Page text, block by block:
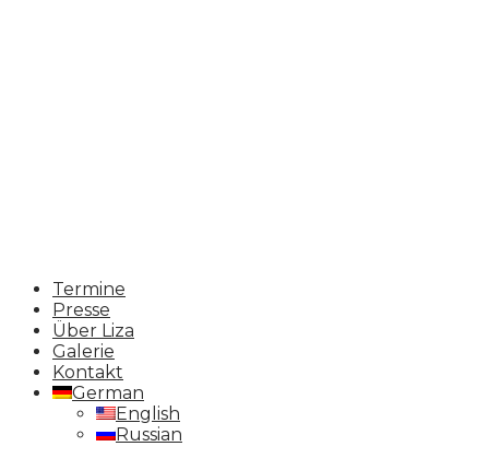
Termine
Presse
Über Liza
Galerie
Kontakt
German
English
Russian